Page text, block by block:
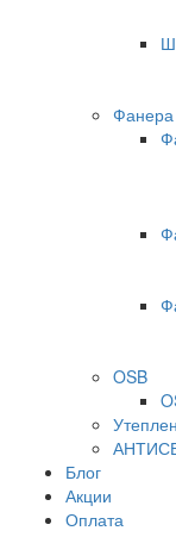
Фанера
OSB
Блог
Акции
Оплата